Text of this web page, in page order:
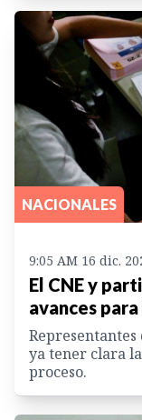
NACIONALES
9:05 AM 16 dic.
El CNE y
avances
ya tener clara
proceso.